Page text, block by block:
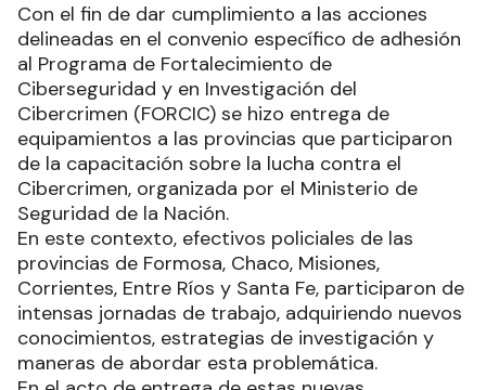
Con el fin de dar cumplimiento a las acciones
delineadas en el convenio específico de adhesión
al Programa de Fortalecimiento de
Ciberseguridad y en Investigación del
Cibercrimen (FORCIC) se hizo entrega de
equipamientos a las provincias que participaron
de la capacitación sobre la lucha contra el
Cibercrimen, organizada por el Ministerio de
Seguridad de la Nación.
En este contexto, efectivos policiales de las
provincias de Formosa, Chaco, Misiones,
Corrientes, Entre Ríos y Santa Fe, participaron de
intensas jornadas de trabajo, adquiriendo nuevos
conocimientos, estrategias de investigación y
maneras de abordar esta problemática.